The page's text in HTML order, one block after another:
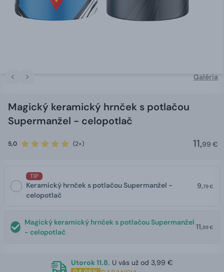
Galéria
Magický keramický hrnček s potlačou
Supermanžel - celopotlač
5,0 (2×) 11,99 €
TIP
Keramický hrnček s potlačou Supermanžel -
celopotlač
9,79 €
Magický keramický hrnček s potlačou Supermanžel
- celopotlač
11,99 €
Utorok 11.8. U vás už od 3,99 €